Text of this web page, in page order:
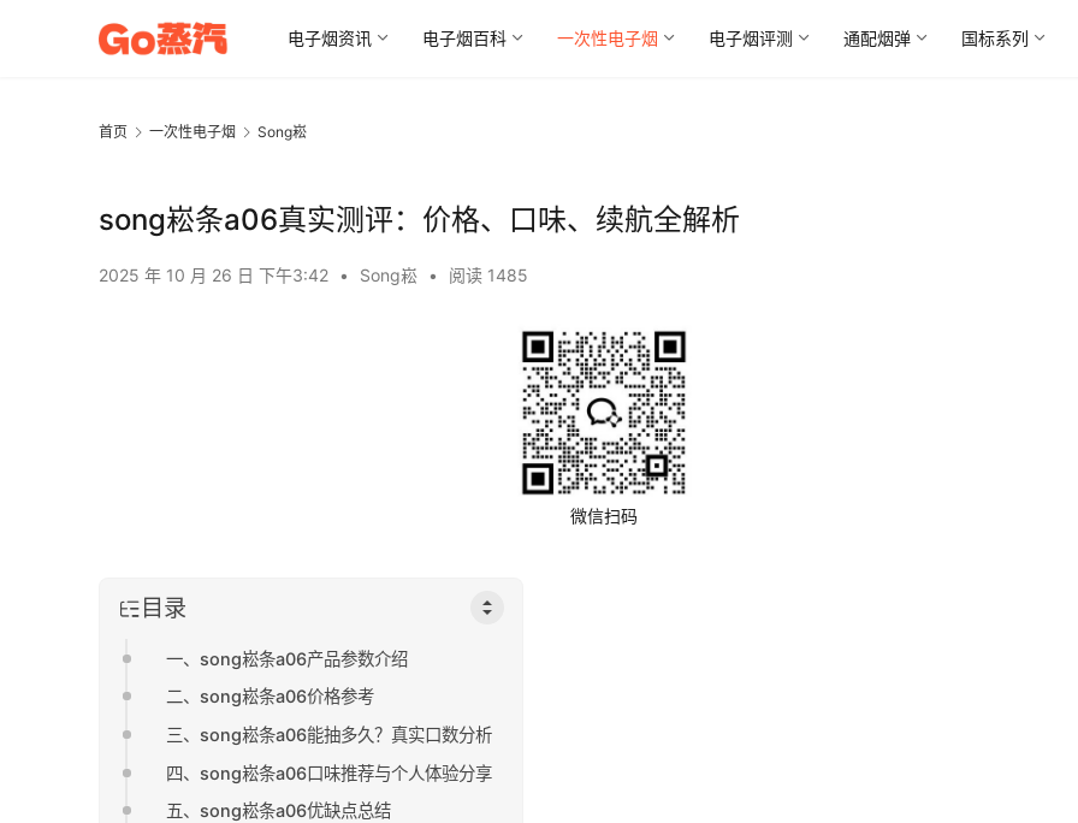
电子烟资讯 电子烟百科 一次性电子烟 电子烟评测 通配烟弹 国标系列
首页 一次性电子烟 Song崧
song崧条a06真实测评：价格、口味、续航全解析
2025 年 10 月 26 日 下午3:42 • Song崧 • 阅读 1485
微信扫码
目录
一、song崧条a06产品参数介绍
二、song崧条a06价格参考
三、song崧条a06能抽多久？真实口数分析
四、song崧条a06口味推荐与个人体验分享
五、song崧条a06优缺点总结